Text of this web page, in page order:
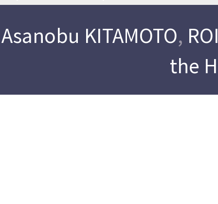
Asanobu KITAMOTO,
the